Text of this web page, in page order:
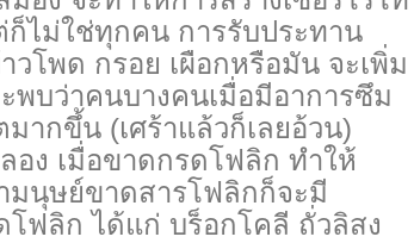
ไม่ใช่ทุกคน การรับประทาน
วโพด กรอย เผือกหรือมัน จะเพิ่ม
พบว่าคนบางคนเมื่อมีอาการซึม
ากขึ้น (เศร้าแล้วก็เลยอ้วน)
ง เมื่อขาดกรดโฟลิก ทำให้
มนุษย์ขาดสารโฟลิกก็จะมี
ฟลิก ได้แก่ บร็อกโคลี ถั่วลิสง